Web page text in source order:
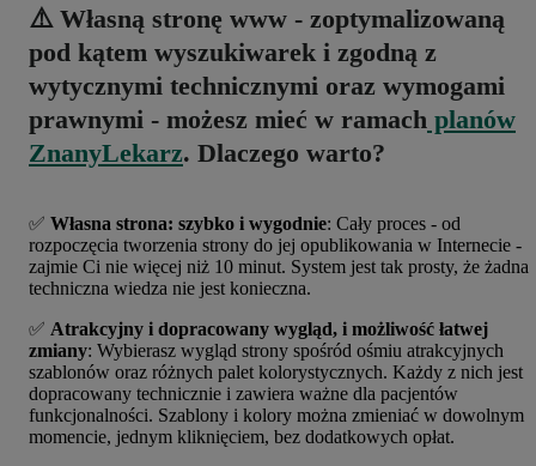
⚠️ Własną stronę www - zoptymalizowaną
pod kątem wyszukiwarek i zgodną z
wytycznymi technicznymi oraz wymogami
prawnymi - możesz mieć w ramach planów
ZnanyLekarz. Dlaczego warto?
✅ Własna strona: szybko i wygodnie: Cały proces - od
rozpoczęcia tworzenia strony do jej opublikowania w Internecie -
zajmie Ci nie więcej niż 10 minut. System jest tak prosty, że żadna
techniczna wiedza nie jest konieczna.
✅ Atrakcyjny i dopracowany wygląd, i możliwość łatwej
zmiany: Wybierasz wygląd strony spośród ośmiu atrakcyjnych
szablonów oraz różnych palet kolorystycznych. Każdy z nich jest
dopracowany technicznie i zawiera ważne dla pacjentów
funkcjonalności. Szablony i kolory można zmieniać w dowolnym
momencie, jednym kliknięciem, bez dodatkowych opłat.